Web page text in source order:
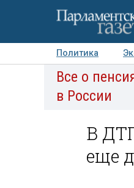
Политика
Авторы
Все о
в России
В
еще